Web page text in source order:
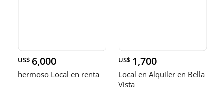
US$ 6,000
hermoso Local en renta
US$ 1,700
Local en Alquiler en Bella
Vista